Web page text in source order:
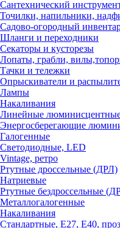
Сантехнический
Точилки, напильники,
Садово-огородный
Шланги и переходники
Секаторы и кусторезы
Лопаты, грабли,
Тачки и тележки
Опрыскиватели и
Лампы
Накаливания
Линейные
Энергосберегающие
Галогенные
Светодиодные, LED
Vintage, ретро
Ртутные дроссельные (ДРЛ)
Натриевые
Ртутные бездроссельные
Металлогалогенные
Накаливания
Стандартные, Е27, Е40,